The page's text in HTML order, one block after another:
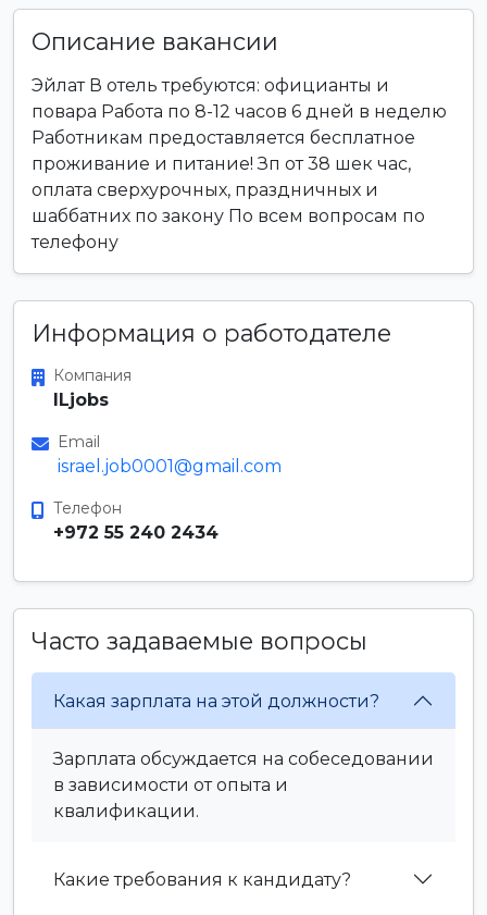
Описание вакансии
Эйлат В отель требуются: официанты и
повара Работа по 8-12 часов 6 дней в неделю
Работникам предоставляется бесплатное
проживание и питание! Зп от 38 шек час,
оплата сверхурочных, праздничных и
шаббатних по закону По всем вопросам по
телефону
Информация о работодателе
Компания
ILjobs
Email
israel.job0001@gmail.com
Телефон
+972 55 240 2434
Часто задаваемые вопросы
Какая зарплата на этой должности?
Зарплата обсуждается на собеседовании
в зависимости от опыта и
квалификации.
Какие требования к кандидату?